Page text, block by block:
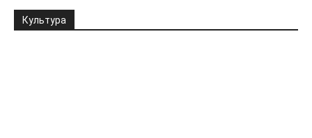
Культура